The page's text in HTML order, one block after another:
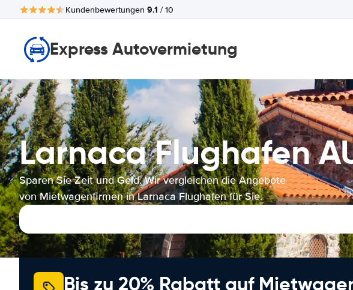
Kundenbewertungen 9.1 / 10
Express Autovermietung
Larnaca Flughafen
Sparen Sie Zeit und Geld. Wir vergleichen die Angebote
von Mietwagenfirmen in Larnaca Flughafen für Sie.
Bis zu 20% Rabatt auf